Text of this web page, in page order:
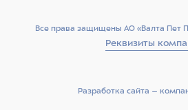
Все права защищены АО «Валта Пет
Реквизиты
Разработка сайта –­